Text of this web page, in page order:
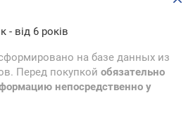
- від 6 років
на базе данных из
Перед покупкой обязательно
непосредственно у